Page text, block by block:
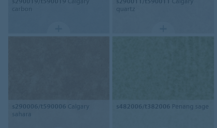
carbon
quartz
s290006/t590006 Calgary
sahara
s482006/t382006 Penang sage